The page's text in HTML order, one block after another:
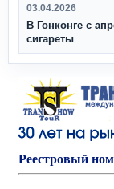
03.04.2026
В Гонконге с
сигареты
Реестровый